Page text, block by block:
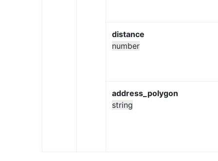
distance
number
address_polygon
string